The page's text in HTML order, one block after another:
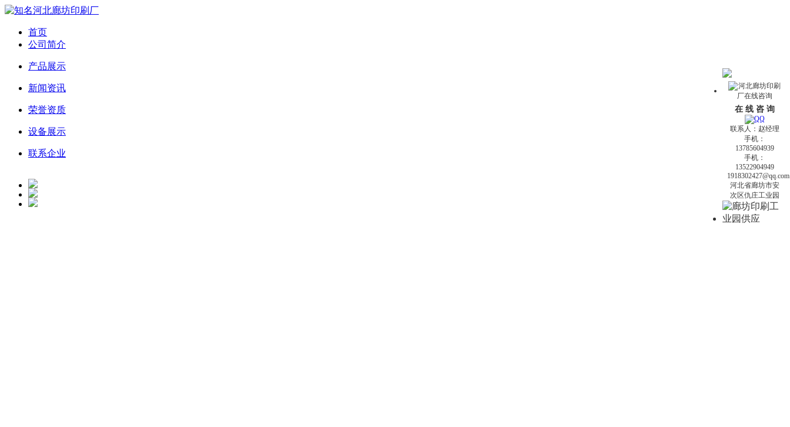
首页
公司简介
产品展示
新闻资讯
荣誉资质
设备展示
联系企业
在 线 咨 询
联系人：赵经理
手机：
13785604939
手机：
13522904949
1918302427@qq.com
河北省廊坊市安
次区仇庄工业园